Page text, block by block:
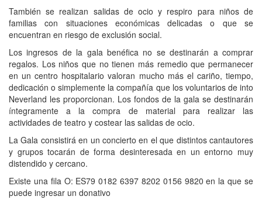
También se realizan salidas de ocio y respiro para niños de
familias con situaciones económicas delicadas o que se
encuentran en riesgo de exclusión social.
Los ingresos de la gala benéfica no se destinarán a comprar
regalos. Los niños que no tienen más remedio que permanecer
en un centro hospitalario valoran mucho más el cariño, tiempo,
dedicación o simplemente la compañía que los voluntarios de into
Neverland les proporcionan. Los fondos de la gala se destinarán
íntegramente a la compra de material para realizar las
actividades de teatro y costear las salidas de ocio.
La Gala consistirá en un concierto en el que distintos cantautores
y grupos tocarán de forma desinteresada en un entorno muy
distendido y cercano.
Existe una fila O: ES79 0182 6397 8202 0156 9820 en la que se
puede ingresar un donativo